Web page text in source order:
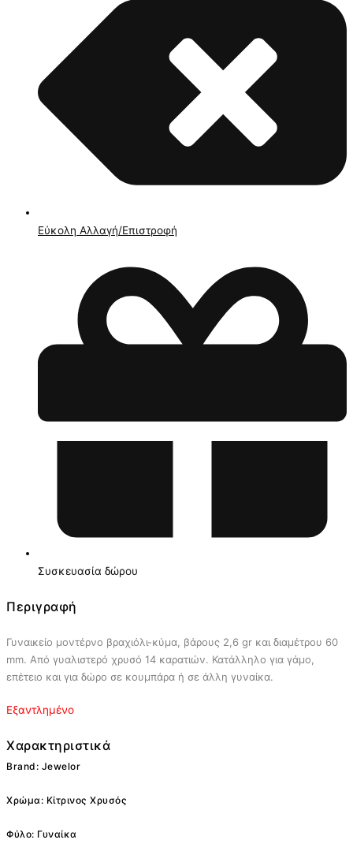
Εύκολη Αλλαγή/Επιστροφή
Συσκευασία δώρου
Περιγραφή
Γυναικείο μοντέρνο βραχιόλι-κύμα, βάρους 2,6 gr και διαμέτρου 60
mm. Από γυαλιστερό χρυσό 14 καρατιών. Κατάλληλο για γάμο,
επέτειο και για δώρο σε κουμπάρα ή σε άλλη γυναίκα.
Εξαντλημένο
Χαρακτηριστικά
Brand: Jewelor
Χρώμα: Κίτρινος Χρυσός
Φύλο: Γυναίκα